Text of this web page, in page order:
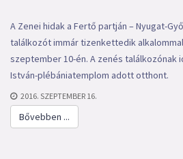
A Zenei hidak a Fertő partján – Nyugat-
találkozót immár tizenkettedik
szeptember 10-én. A zenés találkozónak
István-plébániatemplom adott otthont.
2016. SZEPTEMBER 16.
Bővebben ...